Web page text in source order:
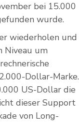
bei 15.000
wurde.
wiederholen und
Niveau um
Dollar-Marke.
US-Dollar die
dieser Support
von Long-